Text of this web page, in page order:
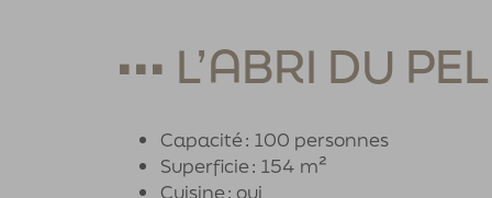
••• L’ABRI DU
Capacité : 100 personnes
Superficie : 154 m²
Cuisine : oui